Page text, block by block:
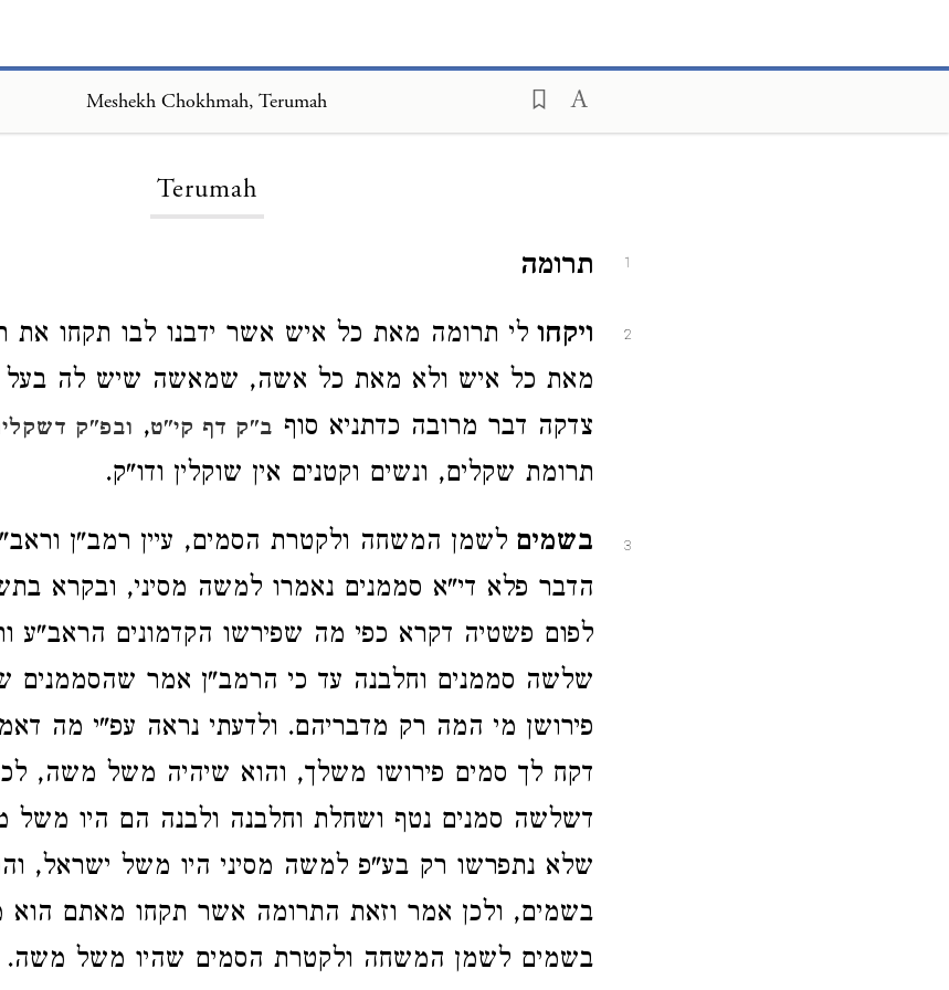
Meshekh Chokhmah, Terumah
Terumah
1 תרומה
2 ויקחו לי תרומה מאת כל איש אשר ידבנו לבו תקחו את
מאת כל איש ולא מאת כל אשה, שמאשה שיש לה בעל
צדקה דבר מרובה כדתניא סוף ב"ק דף קי"ט, ובפ"ק
תרומת שקלים, ונשים וקטנים אין שוקלין ודו"ק.
3 בשמים לשמן המשחה ולקטרת הסמים, עיין רמב"ן
הדבר פלא די"א סממנים נאמרו למשה מסיני, ובקרא
לפום פשטיה דקרא כפי מה שפירשו הקדמונים הראב"ע
שלשה סממנים וחלבנה עד כי הרמב"ן אמר שהסממנים
פירושן מי המה רק מדבריהם. ולדעתי נראה עפ"י מה
דקח לך סמים פירושו משלך, והוא שיהיה משל משה,
דשלשה סמנים נטף ושחלת וחלבנה ולבנה הם היו
שלא נתפרשו רק בע"פ למשה מסיני היו משל ישראל,
בשמים, ולכן אמר וזאת התרומה אשר תקחו מאתם הוא
בשמים לשמן המשחה ולקטרת הסמים שהיו משל משה.